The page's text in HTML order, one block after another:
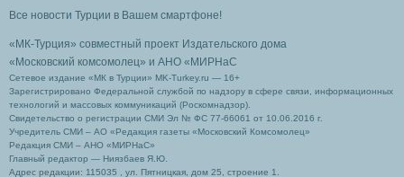
Все новости Турции в Вашем смартфоне!
«МК-Турция» совместный проект Издательского дома
«Московский комсомолец» и АНО «МИРНаС
Сетевое издание «МК в Турции» MK-Turkey.ru — 16+
Зарегистрировано Федеральной службой по надзору в сфере связи, информационных
технологий и массовых коммуникаций (Роскомнадзор).
Свидетельство о регистрации СМИ Эл № ФС 77-66061 от 10.06.2016 г.
Учредитель СМИ – АО «Редакция газеты «Московский Комсомолец»
Редакция СМИ – АНО «МИРНаС»
Главный редактор — Ниязбаев Я.Ю.
Адрес редакции: 115035 , ул. Пятницкая, дом 25, строение 1.